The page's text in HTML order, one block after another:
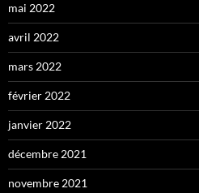
mai 2022
avril 2022
mars 2022
février 2022
janvier 2022
décembre 2021
novembre 2021